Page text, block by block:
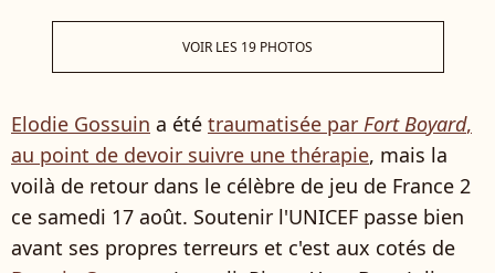
VOIR LES 19 PHOTOS
Elodie Gossuin a été traumatisée par Fort Boyard,
au point de devoir suivre une thérapie, mais la
voilà de retour dans le célèbre de jeu de France 2
ce samedi 17 août. Soutenir l'UNICEF passe bien
avant ses propres terreurs et c'est aux cotés de